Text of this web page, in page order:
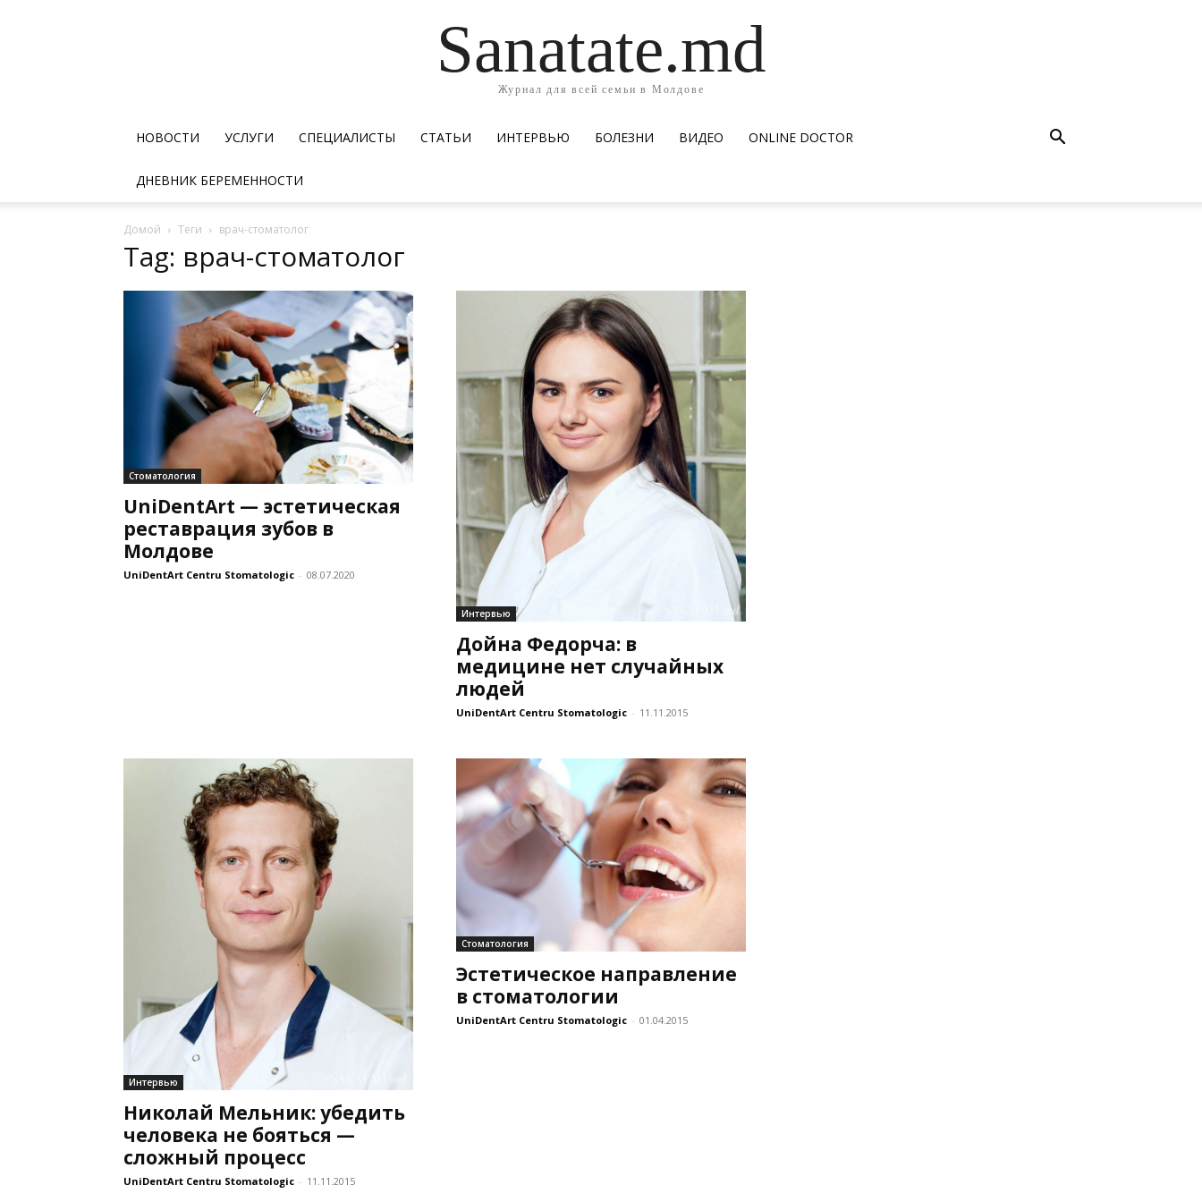
Sanatate.md
Журнал для всей семьи в Молдове
НОВОСТИ УСЛУГИ СПЕЦИАЛИСТЫ СТАТЬИ ИНТЕРВЬЮ БОЛЕЗНИ ВИДЕО ОNLINE DOCTOR
ДНЕВНИК БЕРЕМЕННОСТИ
Домой Теги врач-стоматолог
Tag: врач-стоматолог
Стоматология
UniDentArt — эстетическая
реставрация зубов в
Молдове
UniDentArt Centru Stomatologic - 08.07.2020
Интервью
Дойна Федорча: в
медицине нет случайных
людей
UniDentArt Centru Stomatologic - 11.11.2015
Интервью
Николай Мельник: убедить
человека не бояться —
сложный процесс
UniDentArt Centru Stomatologic - 11.11.2015
Стоматология
Эстетическое направление
в стоматологии
UniDentArt Centru Stomatologic - 01.04.2015